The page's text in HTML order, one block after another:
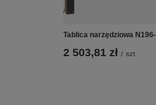
Tablica narzędziowa
2 503,81 zł / szt.